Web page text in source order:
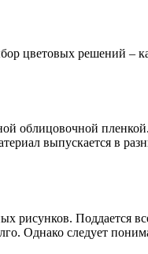
цветовых решений –
облицовочной
выпускается в
рисунков. Поддается
Однако следует